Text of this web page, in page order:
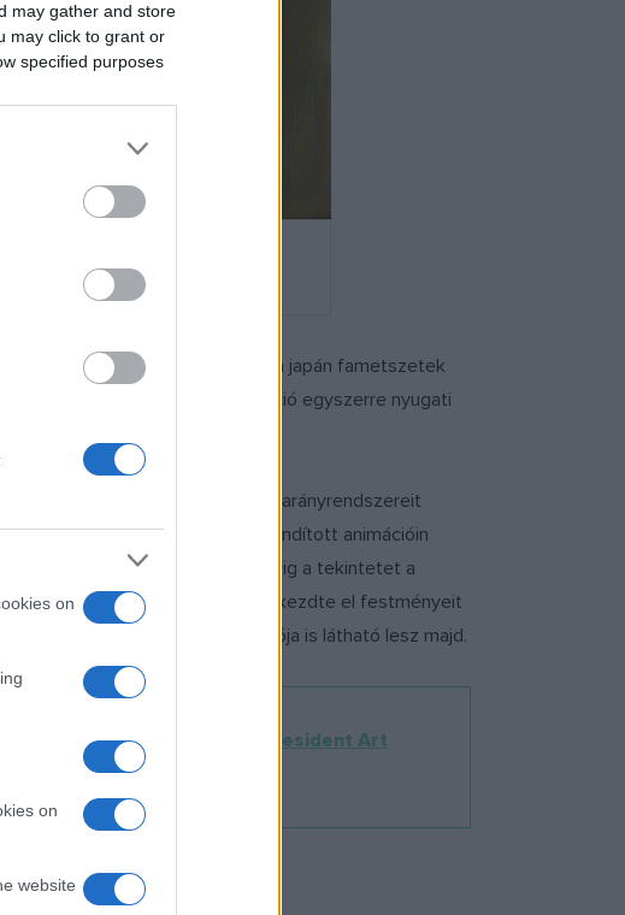
may gather and store
may click to grant or
specified purposes
on
on
website
a kínai festészet és a japán fametszetek
a kontempláció és a meditáció egyszerre nyugati
amelyek a természet örök arányrendszereit
hatnak. A tíz éve útjukra indított animációin
utazás fonalára fűzve vezeti végig a tekintetet a
életévét, illetve tíz éve kezdte el festményeit
mellett több festményanimációja is látható lesz majd.
12-én 19 órakor a
Resident Art